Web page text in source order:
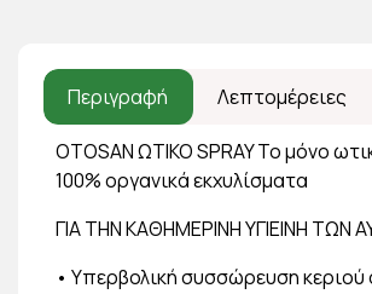
Περιγραφή Λεπτομέρειες
OTOSAN ΩΤΙΚΟ SPRAY To μόνο
100% οργανικά εκχυλίσματα
ΓΙΑ ΤΗΝ ΚΑΘΗΜΕΡΙΝΗ ΥΓΙΕΙΝΗ ΤΩΝ
• Υπερβολική συσσώρευση κεριού